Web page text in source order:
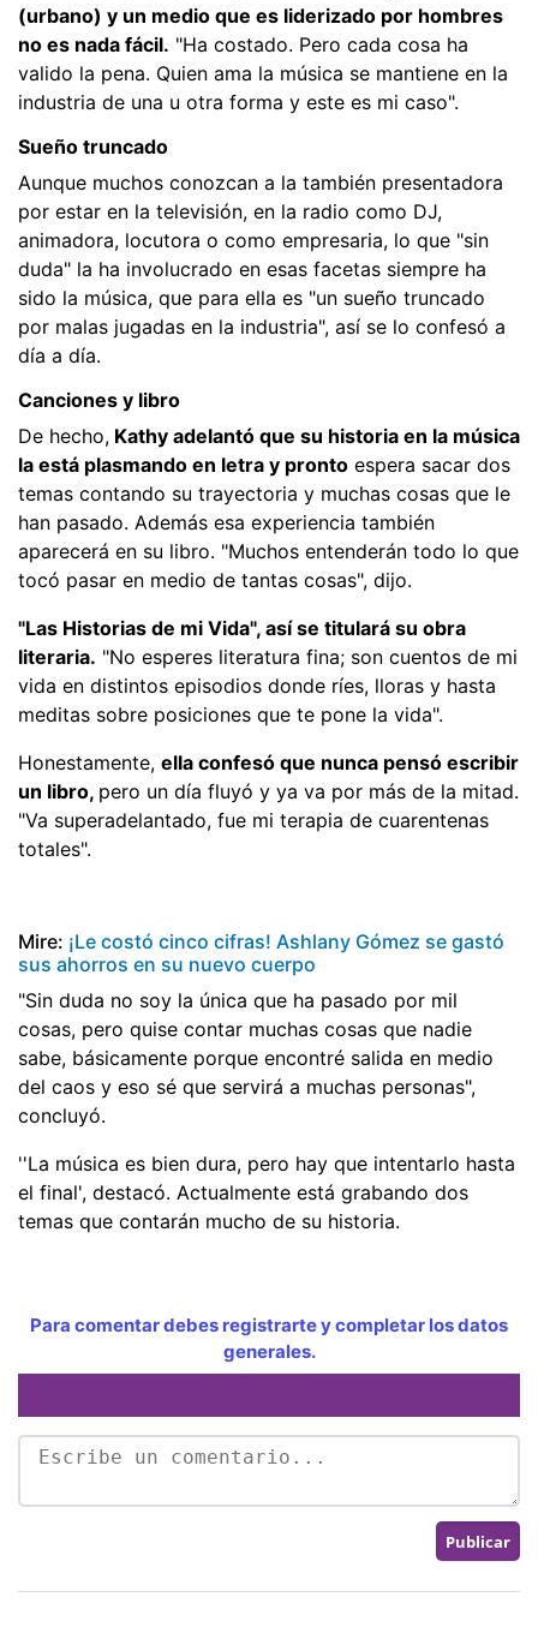
(urbano) y un medio que es liderizado por hombres
no es nada fácil. "Ha costado. Pero cada cosa ha
valido la pena. Quien ama la música se mantiene en la
industria de una u otra forma y este es mi caso".
Sueño truncado
Aunque muchos conozcan a la también presentadora
por estar en la televisión, en la radio como DJ,
animadora, locutora o como empresaria, lo que "sin
duda" la ha involucrado en esas facetas siempre ha
sido la música, que para ella es "un sueño truncado
por malas jugadas en la industria", así se lo confesó a
día a día.
Canciones y libro
De hecho, Kathy adelantó que su historia en la música
la está plasmando en letra y pronto espera sacar dos
temas contando su trayectoria y muchas cosas que le
han pasado. Además esa experiencia también
aparecerá en su libro. "Muchos entenderán todo lo que
tocó pasar en medio de tantas cosas", dijo.
"Las Historias de mi Vida", así se titulará su obra
literaria. "No esperes literatura fina; son cuentos de mi
vida en distintos episodios donde ríes, lloras y hasta
meditas sobre posiciones que te pone la vida".
Honestamente, ella confesó que nunca pensó escribir
un libro, pero un día fluyó y ya va por más de la mitad.
"Va superadelantado, fue mi terapia de cuarentenas
totales".
Mire: ¡Le costó cinco cifras! Ashlany Gómez se gastó
sus ahorros en su nuevo cuerpo
"Sin duda no soy la única que ha pasado por mil
cosas, pero quise contar muchas cosas que nadie
sabe, básicamente porque encontré salida en medio
del caos y eso sé que servirá a muchas personas",
concluyó.
''La música es bien dura, pero hay que intentarlo hasta
el final', destacó. Actualmente está grabando dos
temas que contarán mucho de su historia.
Para comentar debes registrarte y completar los datos
generales.